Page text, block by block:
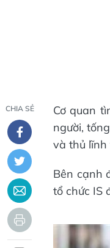
CHIA SẺ
Cơ quan
người,
và thủ lĩnh
Bên cạnh
tổ chức IS